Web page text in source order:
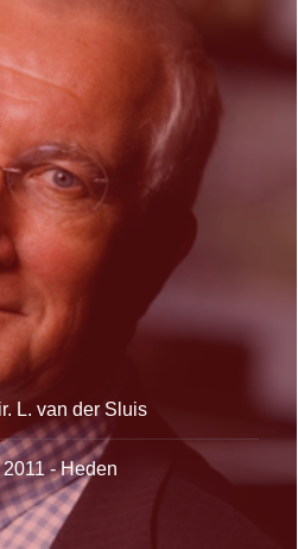
L. van der Sluis
- Heden